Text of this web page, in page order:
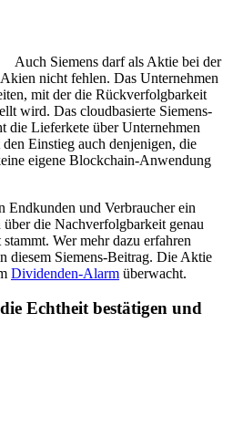
Auch Siemens darf als Aktie bei der
nicht fehlen. Das Unternehmen
mit der die Rückverfolgbarkeit
wird. Das cloudbasierte Siemens-
die Lieferkete über Unternehmen
Einstieg auch denjenigen, die
eigene Blockchain-Anwendung
Endkunden und Verbraucher ein
die Nachverfolgbarkeit genau
Wer mehr dazu erfahren
diesem Siemens-Beitrag. Die Aktie
Dividenden-Alarm überwacht.
Echtheit bestätigen und